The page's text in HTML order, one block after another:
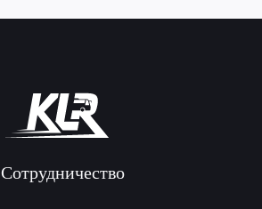
Сотрудничество